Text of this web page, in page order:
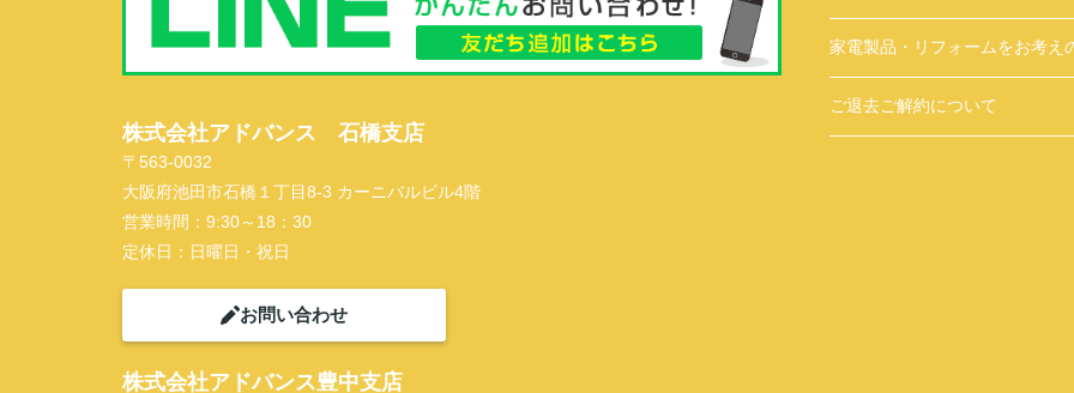
株式会社アドバンス 石橋支店
〒563-0032
大阪府池田市石橋１丁目8-3 カーニバルビル4階
営業時間： 9:30～18：30
定休日： 日曜日・祝日
お問い合わせ
株式会社アドバンス豊中支店
家電製品・リフォームをお考え
ご退去ご解約について